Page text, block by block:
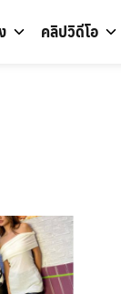
คลิปวิดีโอ